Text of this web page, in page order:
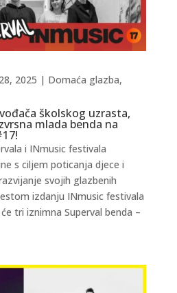
školskog uzrasta,
mlada benda na
2025 | Domaća glazba,
i INmusic festivala
s ciljem poticanja djece i
svojih glazbenih
izdanju INmusic festivala
tri iznimna Superval benda –